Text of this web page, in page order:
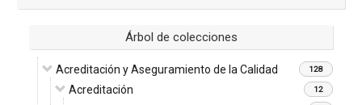
Árbol de colecciones
Acreditación y Aseguramiento de la Calidad 128
Acreditación 12